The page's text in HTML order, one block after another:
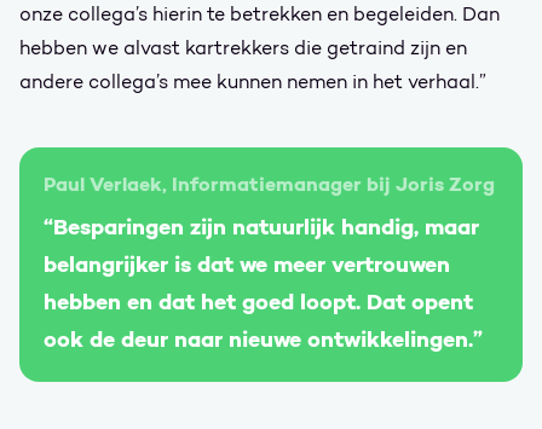
onze collega’s hierin te betrekken en begeleiden. Dan
hebben we alvast kartrekkers die getraind zijn en
andere collega’s mee kunnen nemen in het verhaal.”
Paul Verlaek, Informatiemanager bij Joris Zorg
“Besparingen zijn natuurlijk handig, maar
belangrijker is dat we meer vertrouwen
hebben en dat het goed loopt. Dat opent
ook de deur naar nieuwe ontwikkelingen.”